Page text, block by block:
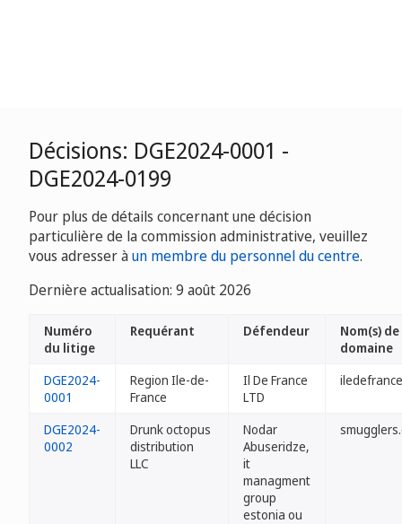
Décisions: DGE2024-0001 -
DGE2024-0199
Pour plus de détails concernant une décision
particulière de la commission administrative, veuillez
vous adresser àun membre du personnel du centre.
Dernière actualisation: 9 août 2026
Numéro
du litige
Requérant Défendeur
Nom(s) de
domaine
DGE2024-
0001
Region Ile-de-
France
Il De France
LTD
DGE2024-
0002
Drunk octopus
distribution
LLC
Nodar
Abuseridze,
it
managment
group
estonia ou